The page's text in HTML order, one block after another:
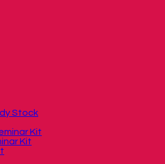
Stock
Kit
Kit